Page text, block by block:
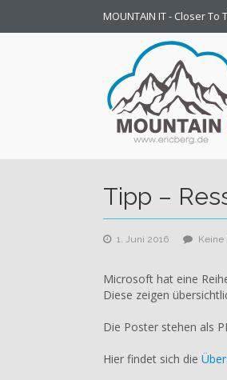
MOUNTAIN IT - Closer To
Tipp –
1. Juni 2016 Keine
Microsoft hat eine
Diese zeigen
Die Poster stehen als
Hier findet sich die